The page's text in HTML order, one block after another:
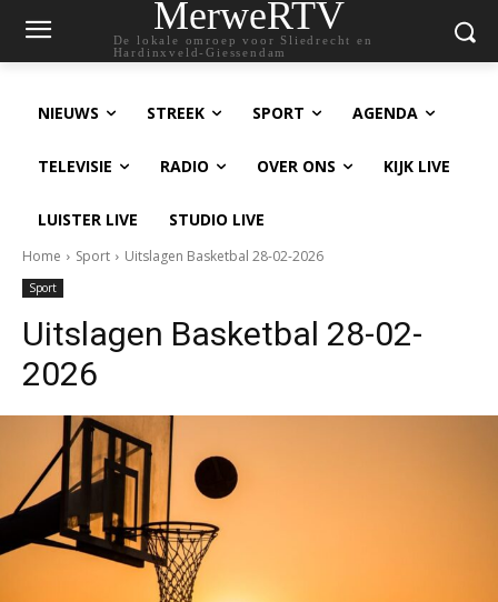
MerweRTV
De lokale omroep voor Sliedrecht en
Hardinxveld-Giessendam
NIEUWS STREEK SPORT AGENDA
TELEVISIE RADIO OVER ONS KIJK LIVE
LUISTER LIVE STUDIO LIVE
Home Sport Uitslagen Basketbal 28-02-2026
Sport
Uitslagen Basketbal 28-02-
2026